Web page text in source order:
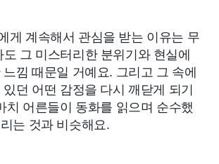
게 계속해서 관심을 받는 이유는 무
그 미스터리한 분위기와 현실에
낌 때문일 거예요. 그리고 그 속에
던 어떤 감정을 다시 깨닫게 되기
치 어른들이 동화를 읽으며 순수했
는 것과 비슷해요.